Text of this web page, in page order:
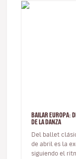
BAILAR EUROPA:
DE LA DANZA
Del ballet
de abril es la
siguiendo el